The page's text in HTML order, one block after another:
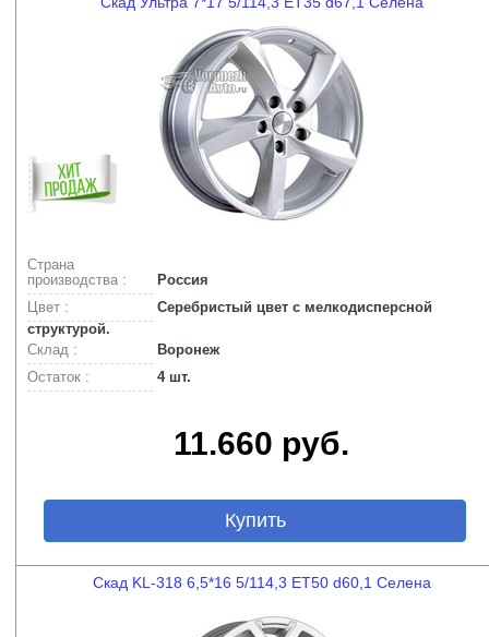
Страна
производства :
Россия
Цвет :
Серебристый цвет с мелкодисперсной
структурой.
Склад :
Воронеж
Остаток :
4 шт.
11.660 руб.
Купить
Скад KL-318 6,5*16 5/114,3 ET50 d60,1 Селена